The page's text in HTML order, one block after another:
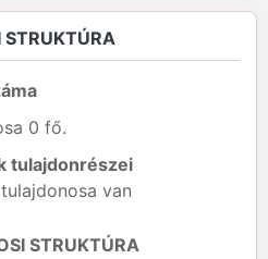
0 fő.
tulajdonrészei
van
STRUKTÚRA